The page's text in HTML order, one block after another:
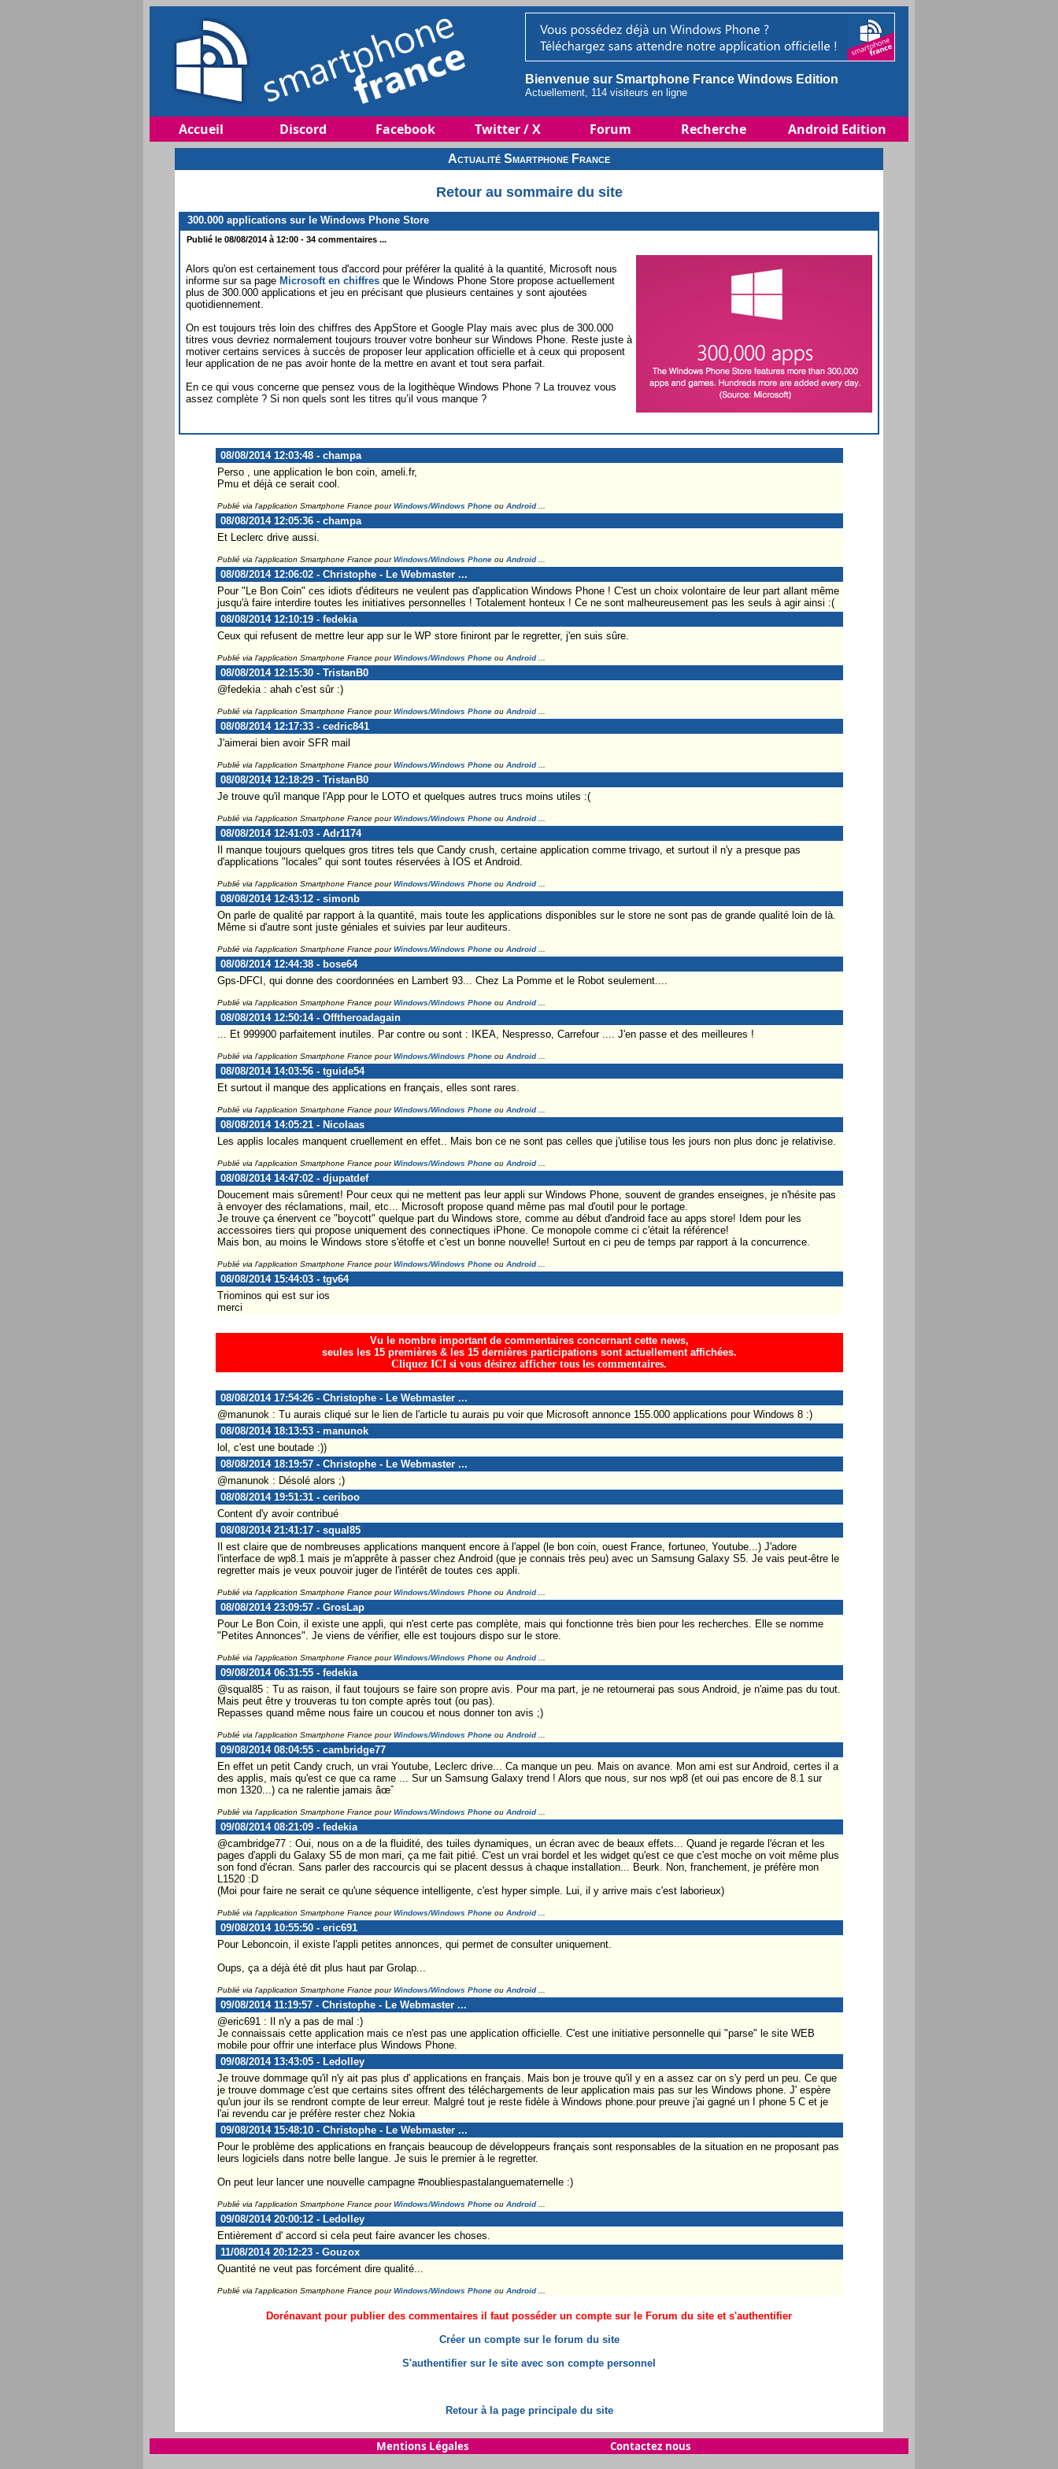
Bienvenue sur Smartphone France Windows Edition
Actuellement, 114 visiteurs en ligne
Accueil Discord Facebook Twitter / X Forum Recherche Android Edition
Actualité Smartphone France
Retour au sommaire du site
300.000 applications sur le Windows Phone Store
Publié le 08/08/2014 à 12:00 - 34 commentaires ...
Alors qu'on est certainement tous d'accord pour préférer la qualité à la quantité, Microsoft nous
informe sur sa page Microsoft en chiffres que le Windows Phone Store propose actuellement
plus de 300.000 applications et jeu en précisant que plusieurs centaines y sont ajoutées
quotidiennement.
On est toujours très loin des chiffres des AppStore et Google Play mais avec plus de 300.000
titres vous devriez normalement toujours trouver votre bonheur sur Windows Phone. Reste juste à
motiver certains services à succès de proposer leur application officielle et à ceux qui proposent
leur application de ne pas avoir honte de la mettre en avant et tout sera parfait.
En ce qui vous concerne que pensez vous de la logithèque Windows Phone ? La trouvez vous
assez complète ? Si non quels sont les titres qu’il vous manque ?
08/08/2014 12:03:48 - champa
Perso , une application le bon coin, ameli.fr,
Pmu et déjà ce serait cool.
Publié via l'application Smartphone France pourWindows/Windows Phoneou Android...
08/08/2014 12:05:36 - champa
Et Leclerc drive aussi.
Publié via l'application Smartphone France pourWindows/Windows Phoneou Android...
08/08/2014 12:06:02 - Christophe - Le Webmaster ...
Pour "Le Bon Coin" ces idiots d'éditeurs ne veulent pas d'application Windows Phone ! C'est un choix volontaire de leur part allant même
jusqu'à faire interdire toutes les initiatives personnelles ! Totalement honteux ! Ce ne sont malheureusement pas les seuls à agir ainsi :(
08/08/2014 12:10:19 - fedekia
Ceux qui refusent de mettre leur app sur le WP store finiront par le regretter, j'en suis sûre.
Publié via l'application Smartphone France pourWindows/Windows Phoneou Android...
08/08/2014 12:15:30 - TristanB0
@fedekia : ahah c'est sûr :)
Publié via l'application Smartphone France pourWindows/Windows Phoneou Android...
08/08/2014 12:17:33 - cedric841
J'aimerai bien avoir SFR mail
Publié via l'application Smartphone France pourWindows/Windows Phoneou Android...
08/08/2014 12:18:29 - TristanB0
Je trouve qu'il manque l'App pour le LOTO et quelques autres trucs moins utiles :(
Publié via l'application Smartphone France pourWindows/Windows Phoneou Android...
08/08/2014 12:41:03 - Adr1174
Il manque toujours quelques gros titres tels que Candy crush, certaine application comme trivago, et surtout il n'y a presque pas
d'applications "locales" qui sont toutes réservées à IOS et Android.
Publié via l'application Smartphone France pourWindows/Windows Phoneou Android...
08/08/2014 12:43:12 - simonb
On parle de qualité par rapport à la quantité, mais toute les applications disponibles sur le store ne sont pas de grande qualité loin de là.
Même si d'autre sont juste géniales et suivies par leur auditeurs.
Publié via l'application Smartphone France pourWindows/Windows Phoneou Android...
08/08/2014 12:44:38 - bose64
Gps-DFCI, qui donne des coordonnées en Lambert 93... Chez La Pomme et le Robot seulement....
Publié via l'application Smartphone France pourWindows/Windows Phoneou Android...
08/08/2014 12:50:14 - Offtheroadagain
... Et 999900 parfaitement inutiles. Par contre ou sont : IKEA, Nespresso, Carrefour .... J'en passe et des meilleures !
Publié via l'application Smartphone France pourWindows/Windows Phoneou Android...
08/08/2014 14:03:56 - tguide54
Et surtout il manque des applications en français, elles sont rares.
Publié via l'application Smartphone France pourWindows/Windows Phoneou Android...
08/08/2014 14:05:21 - Nicolaas
Les applis locales manquent cruellement en effet.. Mais bon ce ne sont pas celles que j'utilise tous les jours non plus donc je relativise.
Publié via l'application Smartphone France pourWindows/Windows Phoneou Android...
08/08/2014 14:47:02 - djupatdef
Doucement mais sûrement! Pour ceux qui ne mettent pas leur appli sur Windows Phone, souvent de grandes enseignes, je n'hésite pas
à envoyer des réclamations, mail, etc... Microsoft propose quand même pas mal d'outil pour le portage.
Je trouve ça énervent ce "boycott" quelque part du Windows store, comme au début d'android face au apps store! Idem pour les
accessoires tiers qui propose uniquement des connectiques iPhone. Ce monopole comme ci c'était la référence!
Mais bon, au moins le Windows store s'étoffe et c'est un bonne nouvelle! Surtout en ci peu de temps par rapport à la concurrence.
Publié via l'application Smartphone France pourWindows/Windows Phoneou Android...
08/08/2014 15:44:03 - tgv64
Triominos qui est sur ios
merci
Vu le nombre important de commentaires concernant cette news,
seules les 15 premières & les 15 dernières participations sont actuellement affichées.
Cliquez ICI si vous désirez afficher tous les commentaires.
08/08/2014 17:54:26 - Christophe - Le Webmaster ...
@manunok : Tu aurais cliqué sur le lien de l'article tu aurais pu voir que Microsoft annonce 155.000 applications pour Windows 8 :)
08/08/2014 18:13:53 - manunok
lol, c'est une boutade :))
08/08/2014 18:19:57 - Christophe - Le Webmaster ...
@manunok : Désolé alors ;)
08/08/2014 19:51:31 - ceriboo
Content d'y avoir contribué
08/08/2014 21:41:17 - squal85
Il est claire que de nombreuses applications manquent encore à l'appel (le bon coin, ouest France, fortuneo, Youtube...) J'adore
l'interface de wp8.1 mais je m'apprête à passer chez Android (que je connais très peu) avec un Samsung Galaxy S5. Je vais peut-être le
regretter mais je veux pouvoir juger de l'intérêt de toutes ces appli.
Publié via l'application Smartphone France pourWindows/Windows Phoneou Android...
08/08/2014 23:09:57 - GrosLap
Pour Le Bon Coin, il existe une appli, qui n'est certe pas complète, mais qui fonctionne très bien pour les recherches. Elle se nomme
"Petites Annonces". Je viens de vérifier, elle est toujours dispo sur le store.
Publié via l'application Smartphone France pourWindows/Windows Phoneou Android...
09/08/2014 06:31:55 - fedekia
@squal85 : Tu as raison, il faut toujours se faire son propre avis. Pour ma part, je ne retournerai pas sous Android, je n'aime pas du tout.
Mais peut être y trouveras tu ton compte après tout (ou pas).
Repasses quand même nous faire un coucou et nous donner ton avis ;)
Publié via l'application Smartphone France pourWindows/Windows Phoneou Android...
09/08/2014 08:04:55 - cambridge77
En effet un petit Candy cruch, un vrai Youtube, Leclerc drive... Ca manque un peu. Mais on avance. Mon ami est sur Android, certes il a
des applis, mais qu'est ce que ca rame ... Sur un Samsung Galaxy trend ! Alors que nous, sur nos wp8 (et oui pas encore de 8.1 sur
mon 1320...) ca ne ralentie jamais âœˆ
Publié via l'application Smartphone France pourWindows/Windows Phoneou Android...
09/08/2014 08:21:09 - fedekia
@cambridge77 : Oui, nous on a de la fluidité, des tuiles dynamiques, un écran avec de beaux effets... Quand je regarde l'écran et les
pages d'appli du Galaxy S5 de mon mari, ça me fait pitié. C'est un vrai bordel et les widget qu'est ce que c'est moche on voit même plus
son fond d'écran. Sans parler des raccourcis qui se placent dessus à chaque installation... Beurk. Non, franchement, je préfère mon
L1520 :D
(Moi pour faire ne serait ce qu'une séquence intelligente, c'est hyper simple. Lui, il y arrive mais c'est laborieux)
Publié via l'application Smartphone France pourWindows/Windows Phoneou Android...
09/08/2014 10:55:50 - eric691
Pour Leboncoin, il existe l'appli petites annonces, qui permet de consulter uniquement.
Oups, ça a déjà été dit plus haut par Grolap...
Publié via l'application Smartphone France pourWindows/Windows Phoneou Android...
09/08/2014 11:19:57 - Christophe - Le Webmaster ...
@eric691 : Il n'y a pas de mal :)
Je connaissais cette application mais ce n'est pas une application officielle. C'est une initiative personnelle qui "parse" le site WEB
mobile pour offrir une interface plus Windows Phone.
09/08/2014 13:43:05 - Ledolley
Je trouve dommage qu'il n'y ait pas plus d' applications en français. Mais bon je trouve qu'il y en a assez car on s'y perd un peu. Ce que
je trouve dommage c'est que certains sites offrent des téléchargements de leur application mais pas sur les Windows phone. J' espère
qu'un jour ils se rendront compte de leur erreur. Malgré tout je reste fidèle à Windows phone.pour preuve j'ai gagné un I phone 5 C et je
l'ai revendu car je préfère rester chez Nokia
09/08/2014 15:48:10 - Christophe - Le Webmaster ...
Pour le problème des applications en français beaucoup de développeurs français sont responsables de la situation en ne proposant pas
leurs logiciels dans notre belle langue. Je suis le premier à le regretter.
On peut leur lancer une nouvelle campagne #noubliespastalanguematernelle :)
Publié via l'application Smartphone France pourWindows/Windows Phoneou Android...
09/08/2014 20:00:12 - Ledolley
Entièrement d' accord si cela peut faire avancer les choses.
11/08/2014 20:12:23 - Gouzox
Quantité ne veut pas forcément dire qualité...
Publié via l'application Smartphone France pourWindows/Windows Phoneou Android...
Dorénavant pour publier des commentaires il faut posséder un compte sur le Forum du site et s'authentifier
Créer un compte sur le forum du site
S'authentifier sur le site avec son compte personnel
Retour à la page principale du site
Mentions Légales Contactez nous